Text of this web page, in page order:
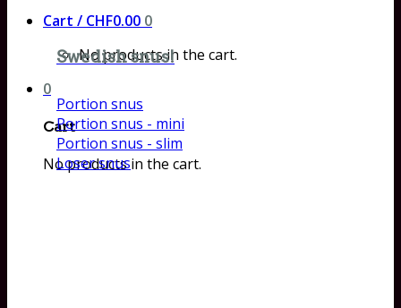
Cart / CHF0.00 0
No products in the cart.
0
Cart
No products in the cart.
Swedish snus!
Portion snus
Portion snus - mini
Portion snus - slim
Loser snus